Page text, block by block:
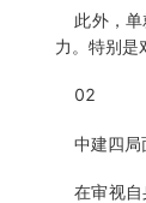
此外，单
力。特别是
02
中建四局
在审视自